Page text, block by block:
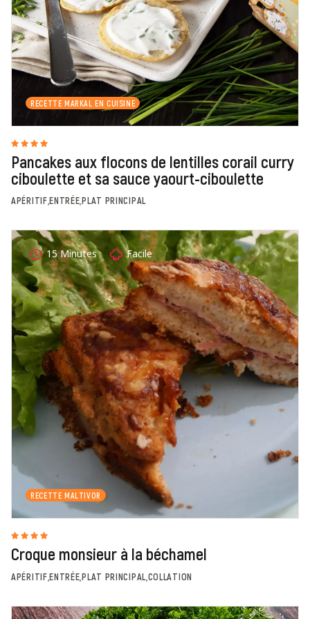
RECETTE MARKAL EN CUISINE
Pancakes aux flocons de lentilles corail curry
ciboulette et sa sauce yaourt-ciboulette
APÉRITIF,ENTRÉE,PLAT PRINCIPAL
RECETTE MALTIVOR
Croque monsieur à la béchamel
APÉRITIF,ENTRÉE,PLAT PRINCIPAL,COLLATION
15 Minutes Facile